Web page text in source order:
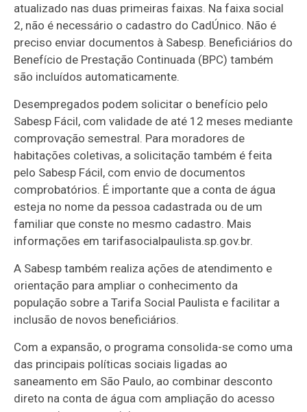
atualizado nas duas primeiras faixas. Na faixa social
2, não é necessário o cadastro do CadÚnico. Não é
preciso enviar documentos à Sabesp. Beneficiários do
Benefício de Prestação Continuada (BPC) também
são incluídos automaticamente.
Desempregados podem solicitar o benefício pelo
Sabesp Fácil, com validade de até 12 meses mediante
comprovação semestral. Para moradores de
habitações coletivas, a solicitação também é feita
pelo Sabesp Fácil, com envio de documentos
comprobatórios. É importante que a conta de água
esteja no nome da pessoa cadastrada ou de um
familiar que conste no mesmo cadastro. Mais
informações em tarifasocialpaulista.sp.gov.br.
A Sabesp também realiza ações de atendimento e
orientação para ampliar o conhecimento da
população sobre a Tarifa Social Paulista e facilitar a
inclusão de novos beneficiários.
Com a expansão, o programa consolida-se como uma
das principais políticas sociais ligadas ao
saneamento em São Paulo, ao combinar desconto
direto na conta de água com ampliação do acesso